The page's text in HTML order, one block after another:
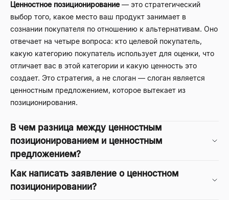
Ценностное позиционирование— это стратегический
выбор того, какое место ваш продукт занимает в
сознании покупателя по отношению к альтернативам. Оно
отвечает на четыре вопроса: кто целевой покупатель,
какую категорию покупатель использует для оценки, что
отличает вас в этой категории и какую ценность это
создает. Это стратегия, а не слоган — слоган является
ценностным предложением, которое вытекает из
позиционирования.
В чем разница между ценностным
позиционированием и ценностным
предложением?
Как написать заявление о ценностном
позиционировании?